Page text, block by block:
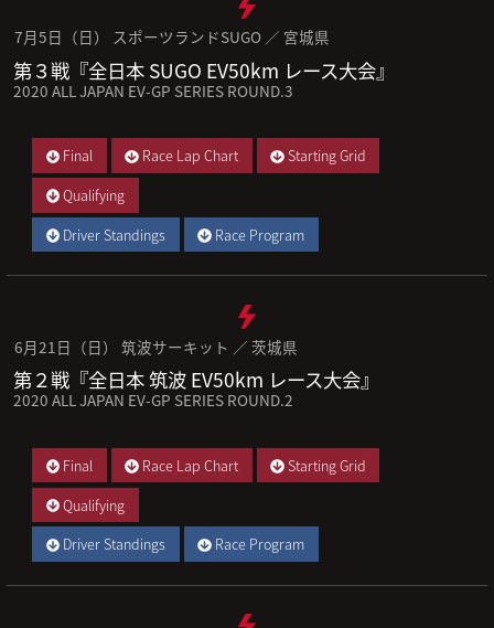
7月5日（日） スポーツランドSUGO ／ 宮城県
第３戦『全日本 SUGO EV50km レース大会』
2020 ALL JAPAN EV-GP SERIES ROUND.3
Final Race Lap Chart
Starting Grid
Qualifying
Driver Standings
Race Program
6月21日（日） 筑波サーキット ／ 茨城県
第２戦『全日本 筑波 EV50km レース大会』
2020 ALL JAPAN EV-GP SERIES ROUND.2
Final Race Lap Chart
Starting Grid
Qualifying
Driver Standings
Race Program